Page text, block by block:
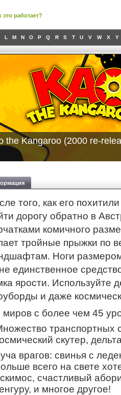
это работает?
L M N O P Q R S T U V W X Y
the Kangaroo (2000 re-
того, как его
дорогу обратно в
комичного
тройные прыжки по
Ноги
единственное
ярости. Используйте
и даже
миров с более чем 45
транспортных
скутер,
врагов: свинья с
всего на свете
счастливый
и многое другое!